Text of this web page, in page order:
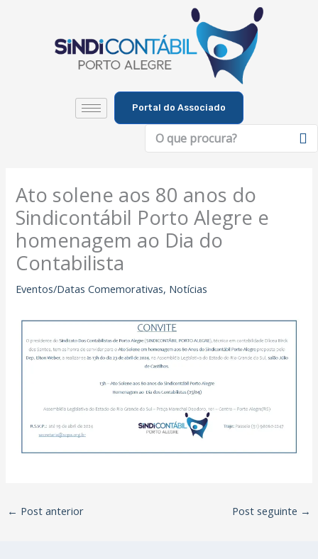
Portal do Associado
Pesquisar
Ato solene aos 80 anos do
Sindicontábil Porto Alegre e
homenagem ao Dia do
Contabilista
Eventos/Datas Comemorativas, Notícias
← Post anterior Post seguinte →